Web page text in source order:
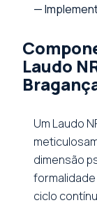
—
Laudo
Um Laudo
dimensão
formalidade
ciclo